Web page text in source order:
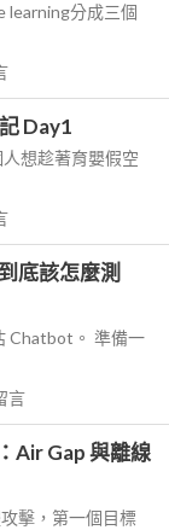
learning分成三個
Day1
想趁著育嬰假空
底該怎麼測
Chatbot。 準備一
言
Air Gap 與離線
擊，第一個目標